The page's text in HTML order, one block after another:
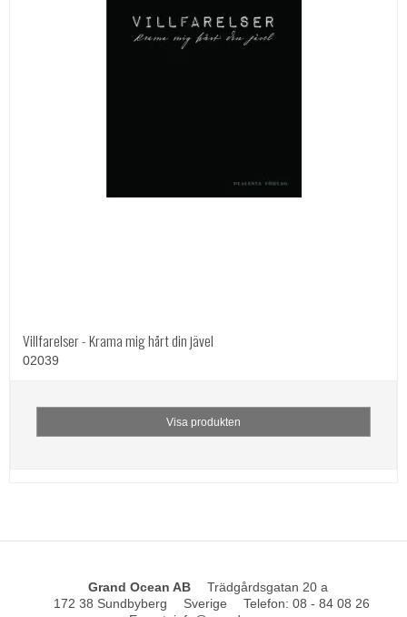
Villfarelser - Krama mig hårt din jävel
02039
Visa produkten
Grand Ocean AB
Trädgårdsgatan 20 a
172 38 Sundbyberg
Sverige Telefon: 08 - 84 08 26